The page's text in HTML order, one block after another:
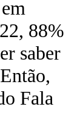
88%
saber
Fala